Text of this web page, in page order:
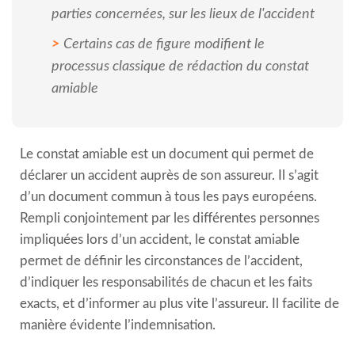
parties concernées, sur les lieux de l'accident
Certains cas de figure modifient le
processus classique de rédaction du constat
amiable
Le constat amiable est un document qui permet de
déclarer un accident auprès de son assureur. Il s’agit
d’un document commun à tous les pays européens.
Rempli conjointement par les différentes personnes
impliquées lors d’un accident, le constat amiable
permet de définir les circonstances de l’accident,
d’indiquer les responsabilités de chacun et les faits
exacts, et d’informer au plus vite l’assureur. Il facilite de
manière évidente l’indemnisation.